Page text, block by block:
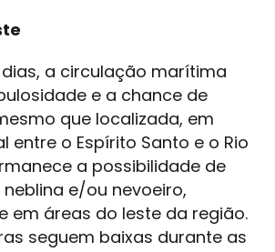
a circulação marítima
e a chance de
que localizada, em
entre o Espírito Santo e o Rio
a possibilidade de
e/ou nevoeiro,
em áreas do leste da região.
seguem baixas durante as